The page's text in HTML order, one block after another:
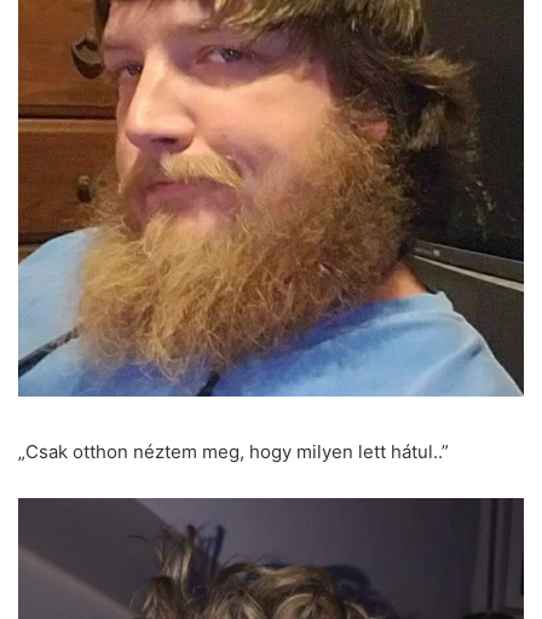
„Csak otthon néztem meg, hogy milyen lett hátul..”